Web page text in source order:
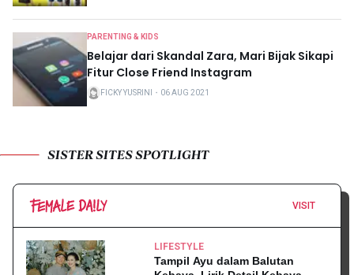
PARENTING & KIDS
Belajar dari Skandal Zara, Mari Bijak Sikapi
Fitur Close Friend Instagram
FICKY YUSRINI ・ 06 AUG 2021
SISTER SITES SPOTLIGHT
VISIT
LIFESTYLE
Tampil Ayu dalam Balutan